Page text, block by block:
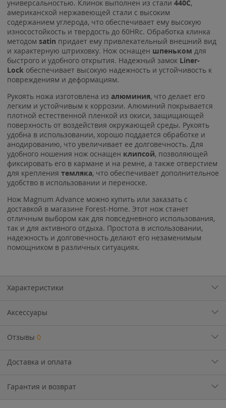
универсальностью. Клинок выполнен из стали 440C,
американской нержавеющей стали с высоким
содержанием углерода, что обеспечивает ему высокую
износостойкость и твердость до 60HRc. Обработка клинка
методом satin придает ему привлекательный внешний вид
и характерную штриховку. Нож оснащен шпеньком для
быстрого и удобного открытия. Надежный замок Liner-
Lock обеспечивает высокую надежность и устойчивость к
повреждениям и деформациям.
Рукоять ножа изготовлена из алюминия, что делает его
легким и устойчивым к коррозии. Алюминий покрывается
плотной естественной пленкой из окиси, защищающей
поверхность от воздействия окружающей среды. Рукоять
удобна в использовании, хорошо поддается обработке и
анодированию, что увеличивает ее долговечность. Для
удобного ношения нож оснащен клипсой, позволяющей
фиксировать его в кармане и на ремне, а также отверстием
для крепления темляка, что обеспечивает дополнительное
удобство в использовании и переноске.
Нож Magnum Advance можно купить или заказать с
доставкой в магазине Forest-Home. Этот нож станет
отличным выбором как для повседневного использования,
так и для активного отдыха. Простота в использовании,
надежность и долговечность делают его незаменимым
помощником в различных ситуациях.
Характеристики
Аксессуары
Отзывы 0
Доставка и оплата
Гарантия и возврат